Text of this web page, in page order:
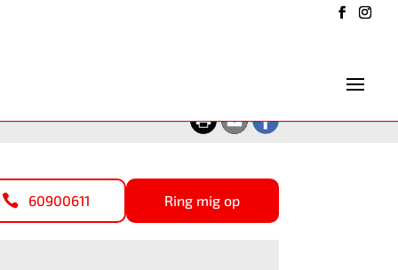
60900611 Ring mig op